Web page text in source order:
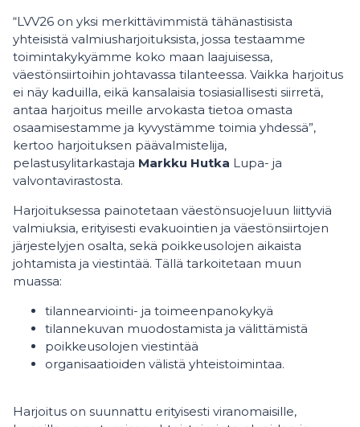
“LVV26 on yksi merkittävimmistä tähänastisista
yhteisistä valmiusharjoituksista, jossa testaamme
toimintakykyämme koko maan laajuisessa,
väestönsiirtoihin johtavassa tilanteessa. Vaikka harjoitus
ei näy kaduilla, eikä kansalaisia tosiasiallisesti siirretä,
antaa harjoitus meille arvokasta tietoa omasta
osaamisestamme ja kyvystämme toimia yhdessä”,
kertoo harjoituksen päävalmistelija,
pelastusylitarkastaja Markku Hutka Lupa- ja
valvontavirastosta.
Harjoituksessa painotetaan väestönsuojeluun liittyviä
valmiuksia, erityisesti evakuointien ja väestönsiirtojen
järjestelyjen osalta, sekä poikkeusolojen aikaista
johtamista ja viestintää. Tällä tarkoitetaan muun
muassa:
tilannearviointi- ja toimeenpanokykyä
tilannekuvan muodostamista ja välittämistä
poikkeusolojen viestintää
organisaatioiden välistä yhteistoimintaa.
Harjoitus on suunnattu erityisesti viranomaisille,